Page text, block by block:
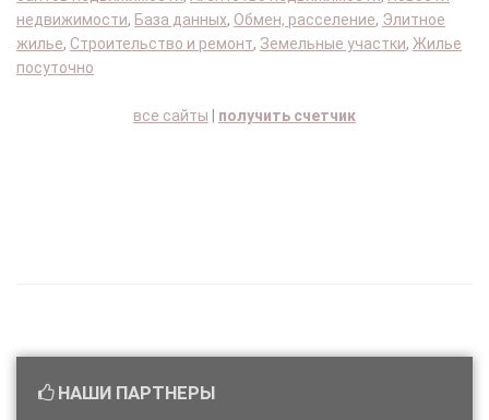
недвижимости, База данных, Обмен, расселение, Элитное
жилье, Строительство и ремонт, Земельные участки, Жилье
посуточно
все сайты получить счетчик
НАШИ ПАРТНЕРЫ